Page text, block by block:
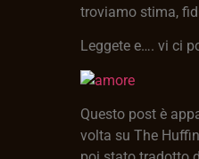
troviamo stima,
Leggete e…. vi ci
Questo post è
volta su The